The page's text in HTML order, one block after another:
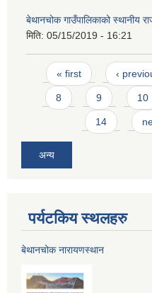
बेथानचोक गाउँपालिकाको स्थानीय
मिति: 05/15/2019 - 16:21
Pages
« first ‹
8 9 10
14
अन्य
पर्यटकिय स्थलहरु
बेथानचोक नारायणस्थान